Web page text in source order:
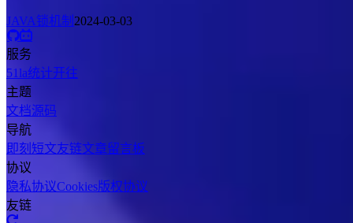
JAVA锁机制 2024-03-03
服务
51la统计开往
主题
文档源码
导航
即刻短文友链文章留言板
协议
隐私协议Cookies版权协议
友链